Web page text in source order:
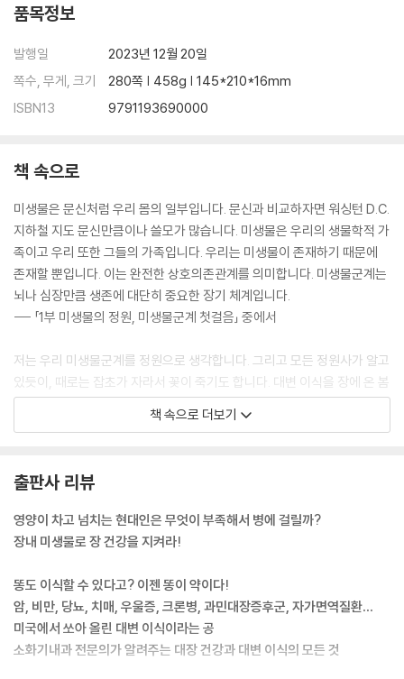
품목정보
발행일
2023년 12월 20일
쪽수, 무게, 크기
280쪽 | 458g | 145*210*16mm
ISBN13
9791193690000
책 속으로
미생물은 문신처럼 우리 몸의 일부입니다. 문신과 비교하자면 워싱턴 D.C.
지하철 지도 문신만큼이나 쓸모가 많습니다. 미생물은 우리의 생물학적 가
족이고 우리 또한 그들의 가족입니다. 우리는 미생물이 존재하기 때문에
존재할 뿐입니다. 이는 완전한 상호의존관계를 의미합니다. 미생물군계는
뇌나 심장만큼 생존에 대단히 중요한 장기 체계입니다.
--- 「1부 미생물의 정원, 미생물군계 첫걸음」 중에서
저는 우리 미생물군계를 정원으로 생각합니다. 그리고 모든 정원사가 알고
있듯이, 때로는 잡초가 자라서 꽃이 죽기도 합니다. 대변 이식을 장에 온 봄
이라고 생각해 봅시다. 바로 잡초를 뽑고, 비료를 주고, 새로운 꽃을 심을
미생물군계 연구가 새로운 분야라는 점에 주목해야 합니다. 우리는 매일
새로운 정보를 접합니다. 지식이 발전함에 따라, 앞서 언급한 염증성 장질
환과 세균의 상관관계에 대한 특정 원인을 찾을 수 있을 것입니다. 저는 새
고통받는 환자들에게도 희망이 다가오고 있습니다.
--- 「2부 똥이 약이다, 크론병과 대변 이식」 중에서
이 모든 사항은 항생제와 염증 사이의 관계에 의문을 품게 하며, 이는 염증
책 속으로 더보기
출판사 리뷰
영양이 차고 넘치는 현대인은 무엇이 부족해서 병에 걸릴까?
장내 미생물로 장 건강을 지켜라!
똥도 이식할 수 있다고? 이젠 똥이 약이다!
암, 비만, 당뇨, 치매, 우울증, 크론병, 과민대장증후군, 자가면역질환…
미국에서 쏘아 올린 대변 이식이라는 공
소화기내과 전문의가 알려주는 대장 건강과 대변 이식의 모든 것